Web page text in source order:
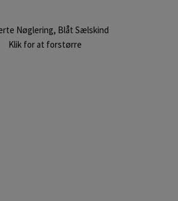
Klik for at forstørre